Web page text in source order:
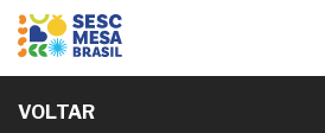
VOLTAR